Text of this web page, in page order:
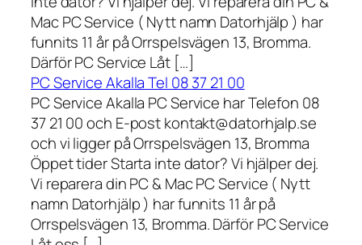
Mac PC Service ( Nytt namn Datorhjälp ) har
funnits 11 år på Orrspelsvägen 13, Bromma.
Därför PC Service Låt […]
PC Service Akalla Tel 08 37 21 00
PC Service Akalla PC Service har Telefon 08
37 21 00 och E-post kontakt@datorhjalp.se
och vi ligger på Orrspelsvägen 13, Bromma
Öppet tider Starta inte dator? Vi hjälper dej.
Vi reparera din PC & Mac PC Service ( Nytt
namn Datorhjälp ) har funnits 11 år på
Orrspelsvägen 13, Bromma. Därför PC Service